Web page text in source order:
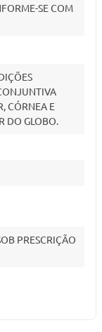
SE COM
CÓRNEA E
DO GLOBO.
PRESCRIÇÃO